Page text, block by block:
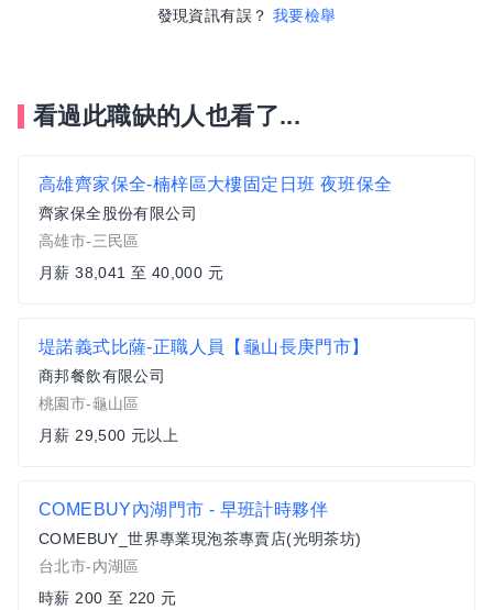
發現資訊有誤？ 我要檢舉
看過此職缺的人也看了...
高雄齊家保全-楠梓區大樓固定日班 夜班保全
齊家保全股份有限公司
高雄市-三民區
月薪 38,041 至 40,000 元
堤諾義式比薩-正職人員【龜山長庚門市】
商邦餐飲有限公司
桃園市-龜山區
月薪 29,500 元以上
COMEBUY內湖門市 - 早班計時夥伴
COMEBUY_世界專業現泡茶專賣店(光明茶坊)
台北市-內湖區
時薪 200 至 220 元